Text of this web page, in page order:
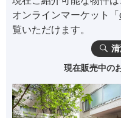
オンラインマーケット「
覧いただけます。
現在販売中の